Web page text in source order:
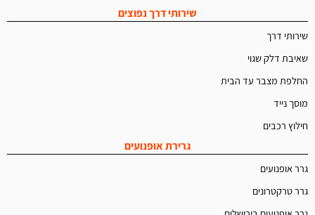
שירותי דרך נפוצים
שירותי דרך
שאיבת דלק שגוי
החלפת מצבר עד הבית
מוסך נייד
חילוץ רכבים
גרירת אופנועים
גרר אופנועים
גרר טרקטרונים